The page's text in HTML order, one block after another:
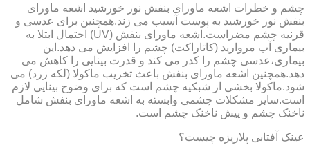
چشم و خطرات اشعه ماورای بنفش نور خورشید اشعه ماورای
بنفش نور خورشید به پوست آسیب می زند.همچنین برای عدسی و
قرنیه چشم مضراست.اشعه ماورای بنفش (UV) احتمال ابتلا به
بیماری آب مروارید (کاتاراکت) چشم را افزایش می دهد.این
بیماری،عدسی چشم را کدر می کند و قدرت بینایی را کاهش می
دهد.همچنین اشعه ماورای بنفش باعث تخریب ماکولا (لکه زرد) می
شود.ماکولا بخشی از شبکیه چشم است که برای وضوح بینایی لازم
است.سایر مشکلات چشمی وابسته به اشعه ماورای بنفش شامل
ناخنک چشم و پیش ناخنک چشم است.
عینک آفتابی پلاریزه چیست؟